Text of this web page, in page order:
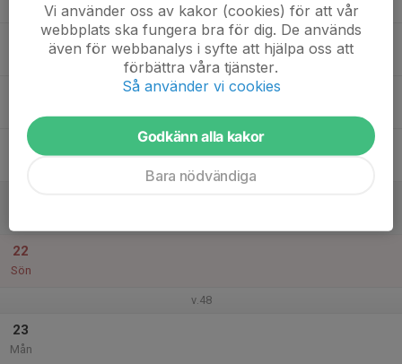
20
22
Sön
v.48
23
Mån
Vi använder oss av kakor (cookies) för att vår
webbplats ska fungera bra för dig. De används
även för webbanalys i syfte att hjälpa oss att
förbättra våra tjänster.
Så använder vi cookies
Godkänn alla kakor
Bara nödvändiga